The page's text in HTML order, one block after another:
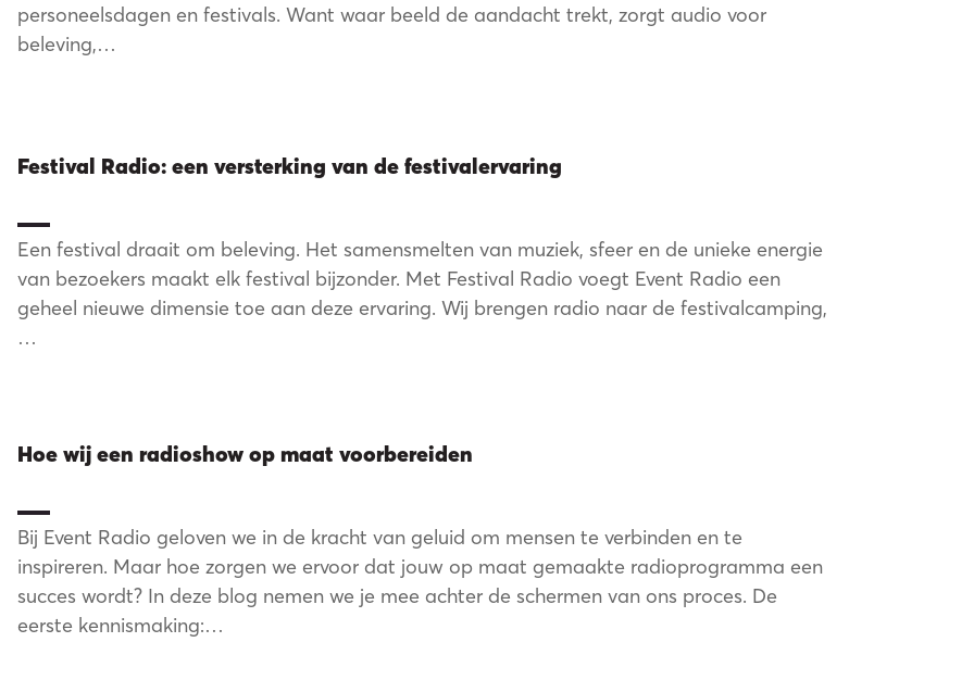
Blog
direct je
personeelsdagen en festivals. Want waar beeld de aandacht trekt, zorgt audio voor
beleving,…
Festival Radio: een versterking van de festivalervaring
Een festival draait om beleving. Het samensmelten van muziek, sfeer en de unieke energie
van bezoekers maakt elk festival bijzonder. Met Festival Radio voegt Event Radio een
geheel nieuwe dimensie toe aan deze ervaring. Wij brengen radio naar de festivalcamping,
…
Hoe wij een radioshow op maat voorbereiden
Bij Event Radio geloven we in de kracht van geluid om mensen te verbinden en te
inspireren. Maar hoe zorgen we ervoor dat jouw op maat gemaakte radioprogramma een
succes wordt? In deze blog nemen we je mee achter de schermen van ons proces. De
eerste kennismaking:…